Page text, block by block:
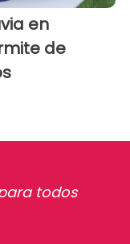
en
de
todos